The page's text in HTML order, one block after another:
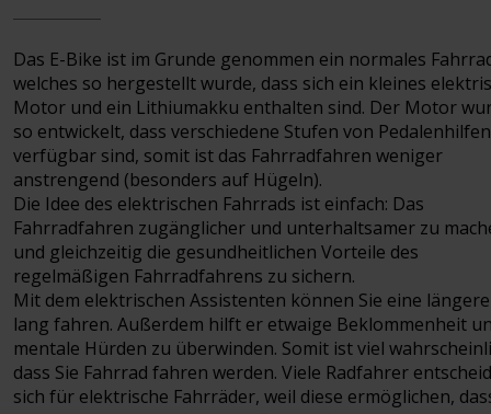
Das E-Bike ist im Grunde genommen ein normales
welches so hergestellt wurde, dass sich ein kleines
Motor und ein Lithiumakku enthalten sind. Der Motor
so entwickelt, dass verschiedene Stufen von Pedalenhilfen
verfügbar sind, somit ist das Fahrradfahren weniger
anstrengend (besonders auf Hügeln).
Die Idee des elektrischen Fahrrads ist einfach: Das
Fahrradfahren zugänglicher und unterhaltsamer zu
und gleichzeitig die gesundheitlichen Vorteile des
regelmäßigen Fahrradfahrens zu sichern.
Mit dem elektrischen Assistenten können Sie eine
lang fahren. Außerdem hilft er etwaige Beklommenheit
mentale Hürden zu überwinden. Somit ist viel
dass Sie Fahrrad fahren werden. Viele Radfahrer
sich für elektrische Fahrräder, weil diese ermöglichen,